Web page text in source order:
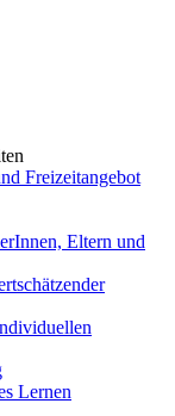
Freizeitangebot
Eltern und
Lernen